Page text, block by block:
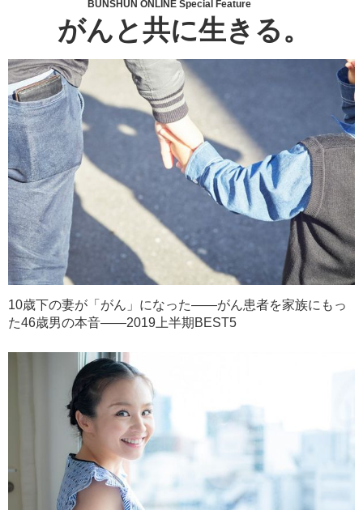
BUNSHUN ONLINE Special Feature
がんと共に生きる。
10歳下の妻が「がん」になった――がん患者を家族にもっ
た46歳男の本音――2019上半期BEST5